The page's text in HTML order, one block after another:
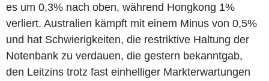
es um 0,3% nach oben, während Hongkong 1%
verliert. Australien kämpft mit einem Minus von 0,5%
und hat Schwierigkeiten, die restriktive Haltung der
Notenbank zu verdauen, die gestern bekanntgab,
den Leitzins trotz fast einhelliger Markterwartungen